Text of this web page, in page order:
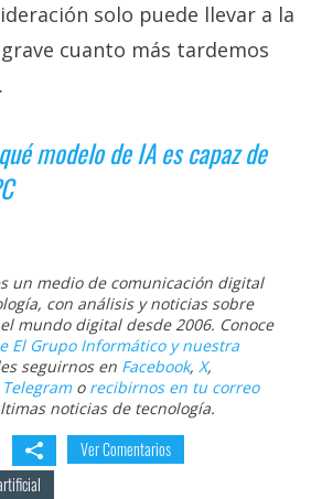
solo puede llevar a la
cuanto más tardemos
modelo de IA es capaz de
un medio de comunicación digital
con análisis y noticias sobre
mundo digital desde 2006. Conoce
El Grupo Informático y nuestra
seguirnos en Facebook, X,
Telegramo recibirnos en tu correo
noticias de tecnología.
Ver Comentarios